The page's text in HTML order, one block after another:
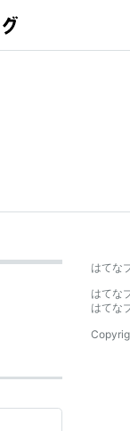
はてな
はてな
はてな